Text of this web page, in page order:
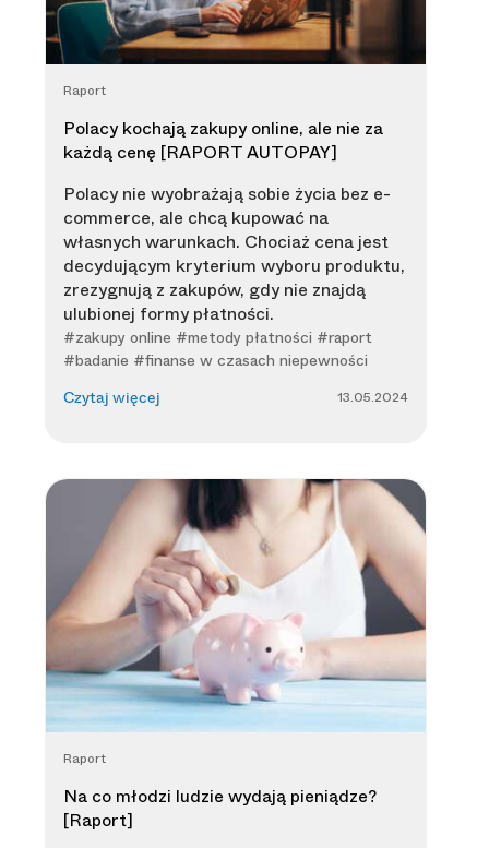
Raport
Polacy kochają zakupy online, ale nie za
każdą cenę [RAPORT AUTOPAY]
Polacy nie wyobrażają sobie życia bez e-
commerce, ale chcą kupować na
własnych warunkach. Chociaż cena jest
decydującym kryterium wyboru produktu,
zrezygnują z zakupów, gdy nie znajdą
ulubionej formy płatności.
#zakupy online #metody płatności #raport
#badanie #finanse w czasach niepewności
Czytaj więcej 13.05.2024
Raport
Na co młodzi ludzie wydają pieniądze?
[Raport]